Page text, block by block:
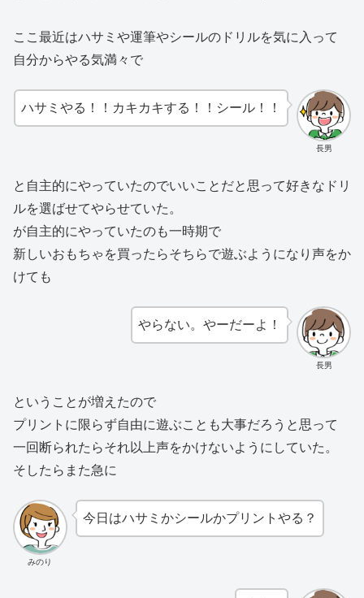
ここ最近はハサミや運筆やシールのドリルを気に入って
自分からやる気満々で
長男
ハサミやる！！カキカキする！！シール！！
と自主的にやっていたのでいいことだと思って好きなドリ
ルを選ばせてやらせていた。
が自主的にやっていたのも一時期で
新しいおもちゃを買ったらそちらで遊ぶようになり声をか
けても
長男
やらない。やーだーよ！
ということが増えたので
プリントに限らず自由に遊ぶことも大事だろうと思って
一回断られたらそれ以上声をかけないようにしていた。
そしたらまた急に
みのり
今日はハサミかシールかプリントやる？